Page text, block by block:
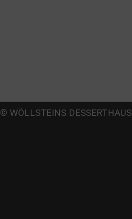
© WÖLLSTEINS DESSERTHAUS